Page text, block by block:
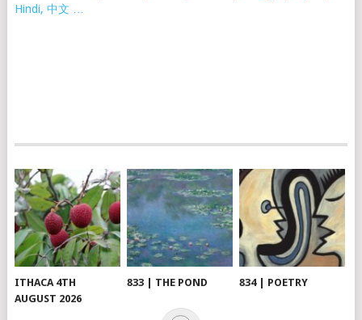
Hindi, 中文 …
ITHACA 4TH
AUGUST 2026
833 | THE POND 834 | POETRY